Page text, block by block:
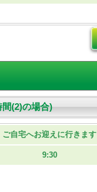
(2)の場合)
ご自宅へお迎えに行きます
9:30